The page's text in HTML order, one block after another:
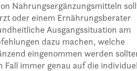
Nahrungsergänzungsmitteln
oder einem Ernährungsberater
Ausgangssituation am
dazu machen, welche
eingenommen werden
Fall immer genau auf die